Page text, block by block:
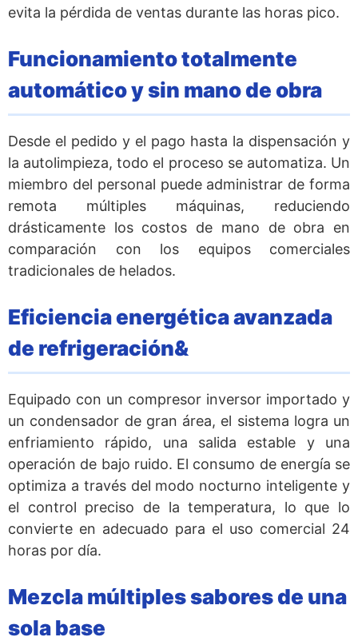
evita la pérdida de ventas durante las horas pico.
Funcionamiento totalmente
automático y sin mano de obra
Desde el pedido y el pago hasta la dispensación y
la autolimpieza, todo el proceso se automatiza. Un
miembro del personal puede administrar de forma
remota múltiples máquinas, reduciendo
drásticamente los costos de mano de obra en
comparación con los equipos comerciales
tradicionales de helados.
Eficiencia energética avanzada
de refrigeración&
Equipado con un compresor inversor importado y
un condensador de gran área, el sistema logra un
enfriamiento rápido, una salida estable y una
operación de bajo ruido. El consumo de energía se
optimiza a través del modo nocturno inteligente y
el control preciso de la temperatura, lo que lo
convierte en adecuado para el uso comercial 24
horas por día.
Mezcla múltiples sabores de una
sola base